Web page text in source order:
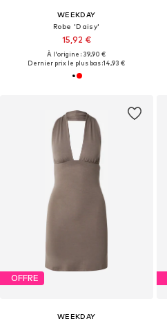
WEEKDAY
Robe 'Daisy'
15,92 €
À l'origine : 39,90 €
Dernier prix le plus bas :14,93 €
OFFRE
WEEKDAY